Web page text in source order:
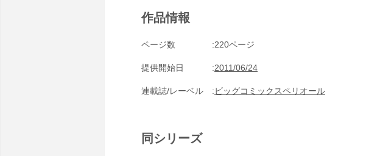
作品情報
ページ数 220ページ
提供開始日 2011/06/24
連載誌/レーベル ビッグコミックスペリオール
同シリーズ